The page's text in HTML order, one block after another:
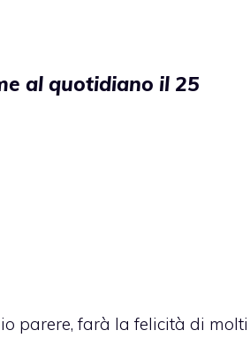
al quotidiano il 25
parere, farà la felicità di molti